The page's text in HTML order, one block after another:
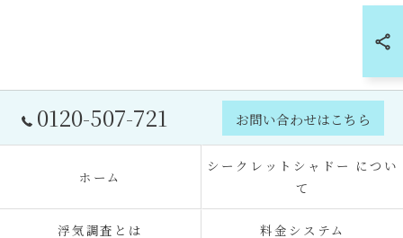
0120-507-721 お問い合わせはこちら
ホーム
シークレットシャドー につい
て
浮気調査とは 料金システム